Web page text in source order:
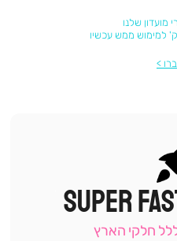
מועדון שלנו
|
תומכי
-
SUPER
חלקי הארץ